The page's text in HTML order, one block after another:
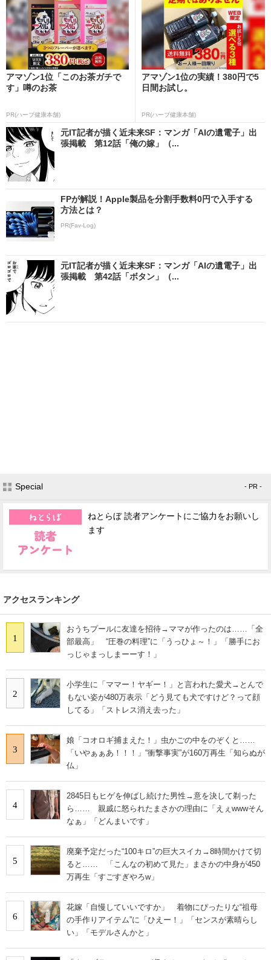
アマゾン1位「このお茶ガチで
す」噂のお茶
PR(ハーブ健康本舗)
アマゾン1位の実績！380円で5
日間お試し。
PR(ハーブ健康本舗)
元IT記者が描く近未来SF：マンガ「AIの遺電子」出
張掲載 第12話「俺の嫁」（...
FPが解説！Apple製品を分割手数料0円で入手する
方法とは？
PR(Fav-Log)
元IT記者が描く近未来SF：マンガ「AIの遺電子」出
張掲載 第42話「ボタン」（...
Special - PR -
ねとらぼ 読者アンケートにご協力をお願いし
ます
アクセスランキング
1
おうちプールに友達を招待→ママが作ったのは……「全
部最高」 “圧巻の料理”に「うっひょ～！」「勝手にお
っじゃまっしまーーす！」
2
小学生に「ママー！ヤギー！」と言われた愛犬→とんで
もない姿が480万表示「どう見ても犬ですけど？って顔
してる」「ストレス消え去った」
3
娘「コオロギ捕まえた！」虫かごの中をのぞくと……
「いやぁぁあ！！！」“衝撃事実”が160万再生「知らぬが
仏」
4
2845日もヒゲを伸ばし続けた男性→意を決して剃った
ら…… 親戚に怒られたまさかの理由に「えぇwwwそん
なぁ」「どんまいです」
5
廃棄予定だった“100キロ”の巨大スイカ→8時間かけて切
ると…… 「こんなの初めて見た」まさかの中身が450
万再生「すごすぎやろw」
6
花嫁「自慢していいですか」 着物にぴったりな“祖母
の手作りアイテム”に「ひえー！」「センスが素晴らし
い」「モデルさんかと」